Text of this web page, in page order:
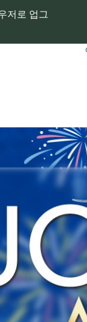
저로 업그